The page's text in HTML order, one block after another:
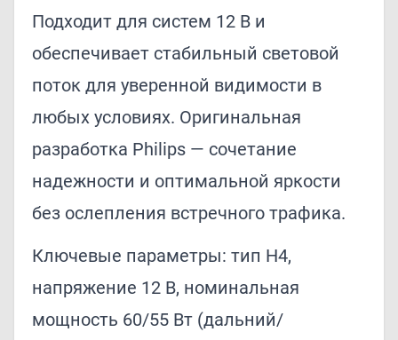
Подходит для систем 12 В и
обеспечивает стабильный световой
поток для уверенной видимости в
любых условиях. Оригинальная
разработка Philips — сочетание
надежности и оптимальной яркости
без ослепления встречного трафика.
Ключевые параметры: тип H4,
напряжение 12 В, номинальная
мощность 60/55 Вт (дальний/